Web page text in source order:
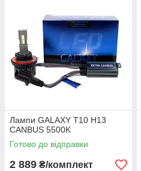
Лампи GALAXY T10 H13
CANBUS 5500K
Готово до відправки
2 889 ₴/комплект